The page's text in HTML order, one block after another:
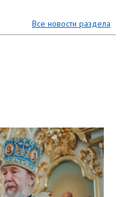
Все новости раздела